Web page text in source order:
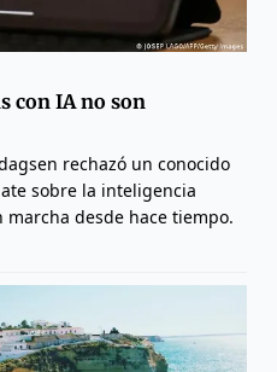
con IA no son
rechazó un conocido
sobre la inteligencia
marcha desde hace tiempo.